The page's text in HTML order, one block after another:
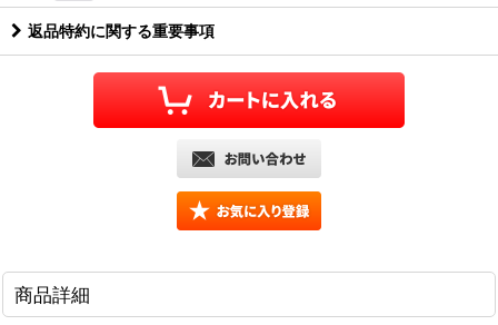
返品特約に関する重要事項
商品詳細